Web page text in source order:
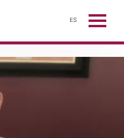
ES